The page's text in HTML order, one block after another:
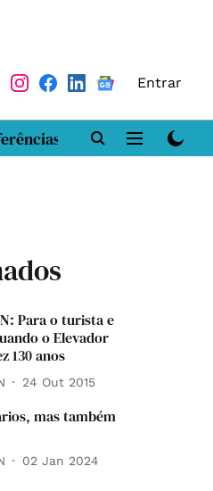
Entrar
DN LAB
Para o turista e
o Elevador
130 anos
24 Out 2015
mas também
02 Jan 2024